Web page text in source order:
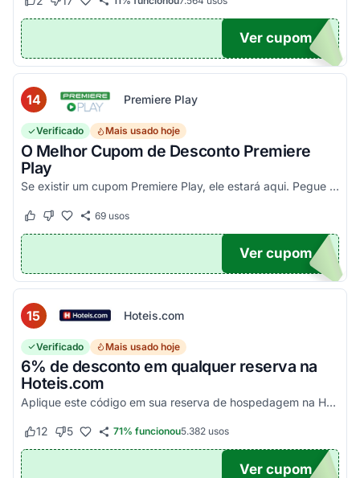
Este cupom funcionou
Este cupom não funcionou
UPOM
Ver cupom
14 Premiere Play
Verificado Mais usado hoje
O Melhor Cupom de Desconto Premiere
Play
Se existir um cupom Premiere Play, ele estará aqui. Pegue seu código promocional e confira agora!
Este cupom funcionou
Este cupom não funcionou
69usos
TICO
Ver cupom
15 Hoteis.com
Verificado Mais usado hoje
6% de desconto em qualquer reserva na
Hoteis.com
Aplique este código em sua reserva de hospedagem na Hoteis.com para obter 6% de desconto em estabelecimentos participantes da promoção.
Este cupom funcionou
12 Este cupom não funcionou
5 71% funcionou5.382usos
POM6
Ver cupom